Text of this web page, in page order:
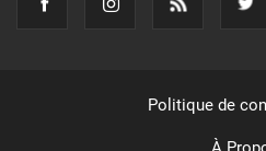
Politique de